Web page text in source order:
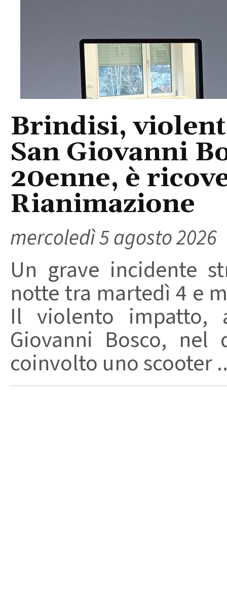
Brindisi,
San Giovanni
20enne, è
Rianimazione
mercoledì 5 agosto 2026
Un grave incidente
notte tra martedì 4 e
Il violento impatto,
Giovanni Bosco, nel
coinvolto uno scooter